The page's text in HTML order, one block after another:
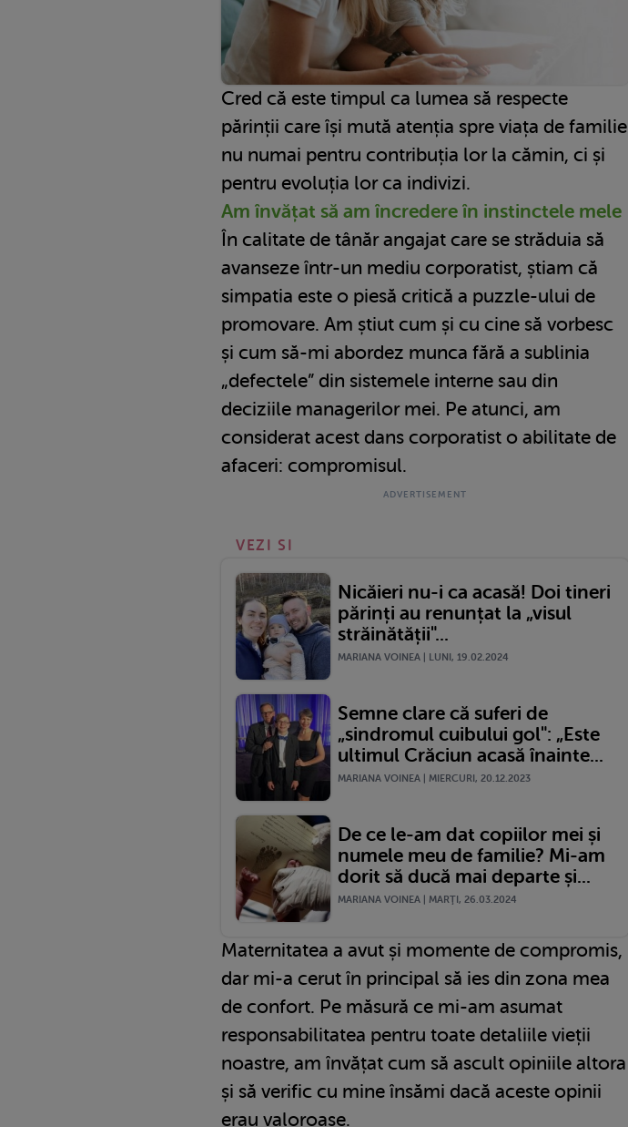
Cred că este timpul ca lumea să respecte
părinții care își mută atenția spre viața de familie
nu numai pentru contribuția lor la cămin, ci și
pentru evoluția lor ca indivizi.
Am învățat să am încredere în instinctele mele
În calitate de tânăr angajat care se străduia să
avanseze într-un mediu corporatist, știam că
simpatia este o piesă critică a puzzle-ului de
promovare. Am știut cum și cu cine să vorbesc
și cum să-mi abordez munca fără a sublinia
„defectele” din sistemele interne sau din
deciziile managerilor mei. Pe atunci, am
considerat acest dans corporatist o abilitate de
afaceri: compromisul.
VEZI SI
Nicăieri nu-i ca acasă! Doi tineri
părinți au renunțat la „visul
străinătății"...
MARIANA VOINEA | LUNI, 19.02.2024
Semne clare că suferi de
„sindromul cuibului gol": „Este
ultimul Crăciun acasă înainte...
MARIANA VOINEA | MIERCURI, 20.12.2023
De ce le-am dat copiilor mei și
numele meu de familie? Mi-am
dorit să ducă mai departe și...
MARIANA VOINEA | MARŢI, 26.03.2024
Maternitatea a avut și momente de compromis,
dar mi-a cerut în principal să ies din zona mea
de confort. Pe măsură ce mi-am asumat
responsabilitatea pentru toate detaliile vieții
noastre, am învățat cum să ascult opiniile altora
și să verific cu mine însămi dacă aceste opinii
erau valoroase.